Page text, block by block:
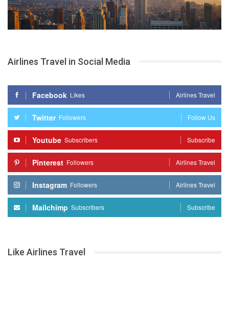
Airlines Travel in Social Media
Facebook Likes Airlines Travel
Twitter Followers Follow Us
Youtube Subscribers Subscribe
Pinterest Followers Airlines Travel
Instagram Followers Airlines Travel
Mailchimp Subscribers Subscribe
Like Airlines Travel